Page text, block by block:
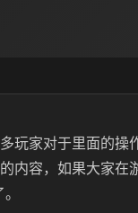
玩家对于里面的操
内容，如果大家在